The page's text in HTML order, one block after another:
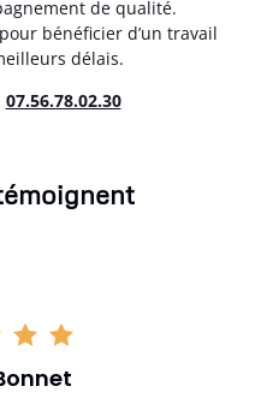
de qualité.
bénéficier d’un travail
délais.
07.56.78.02.30